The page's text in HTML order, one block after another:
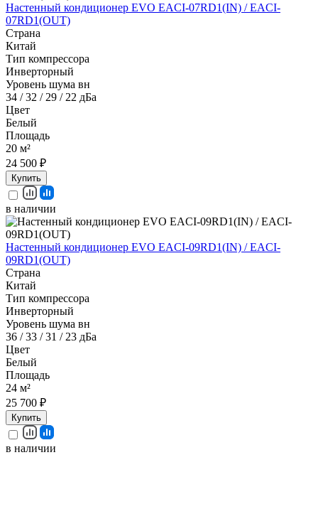
Настенный кондиционер EVO EACI-07RD1(IN) / EACI-
07RD1(OUT)
Страна
Китай
Тип компрессора
Инверторный
Уровень шума вн
34 / 32 / 29 / 22 дБа
Цвет
Белый
Площадь
20 м²
24 500 ₽
Купить
в наличии
Настенный кондиционер EVO EACI-09RD1(IN) / EACI-
09RD1(OUT)
Страна
Китай
Тип компрессора
Инверторный
Уровень шума вн
36 / 33 / 31 / 23 дБа
Цвет
Белый
Площадь
24 м²
25 700 ₽
Купить
в наличии